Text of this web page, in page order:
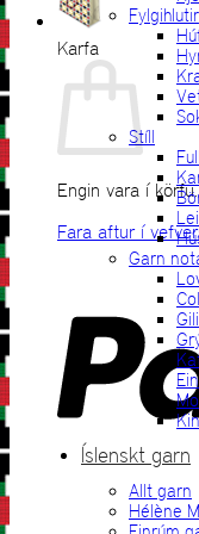
Karfa
Engin vara í körfu.
Fara aftur í
Fylgihlutir
Stíll
Garn
Íslenskt garn
Allt garn
Hélène